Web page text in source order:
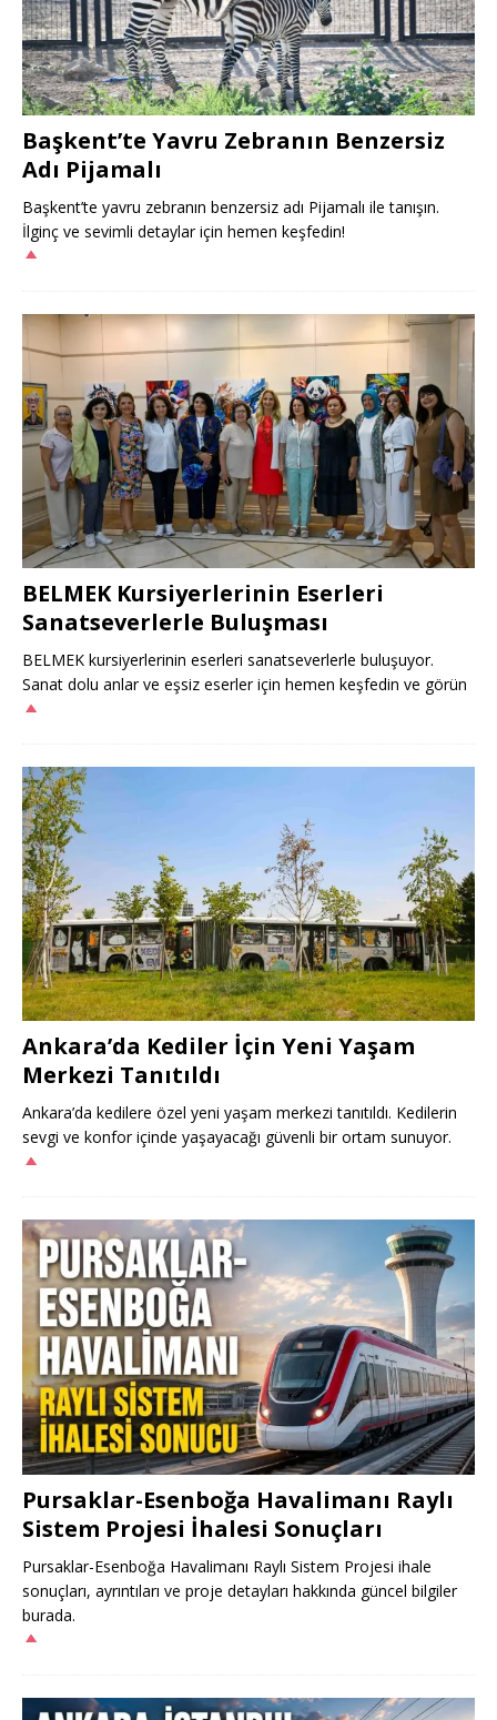
Başkent’te Yavru Zebranın Benzersiz
Adı Pijamalı
Başkent’te yavru zebranın benzersiz adı Pijamalı ile tanışın.
İlginç ve sevimli detaylar için hemen keşfedin!
BELMEK Kursiyerlerinin Eserleri
Sanatseverlerle Buluşması
BELMEK kursiyerlerinin eserleri sanatseverlerle buluşuyor.
Sanat dolu anlar ve eşsiz eserler için hemen keşfedin ve görün
Ankara’da Kediler İçin Yeni Yaşam
Merkezi Tanıtıldı
Ankara’da kedilere özel yeni yaşam merkezi tanıtıldı. Kedilerin
sevgi ve konfor içinde yaşayacağı güvenli bir ortam sunuyor.
Pursaklar-Esenboğa Havalimanı Raylı
Sistem Projesi İhalesi Sonuçları
Pursaklar-Esenboğa Havalimanı Raylı Sistem Projesi ihale
sonuçları, ayrıntıları ve proje detayları hakkında güncel bilgiler
burada.